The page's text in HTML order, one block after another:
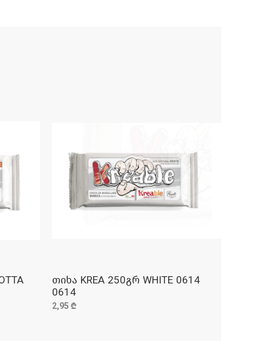
ᲓᲐᲛᲐᲢᲔᲑᲐ
თიხა KREA 250გრ WHITE 0614
0614
2,95 ₾